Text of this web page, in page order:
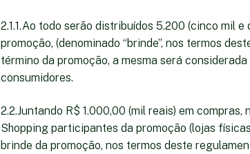
2.1.1.Ao todo serão distribuídos 5.200 (cinco mil
promoção, (denominado “brinde”, nos termos
término da promoção, a mesma será
consumidores.
2.2.Juntando R$ 1.000,00 (mil reais) em
Shopping participantes da promoção (lojas
brinde da promoção, nos termos deste